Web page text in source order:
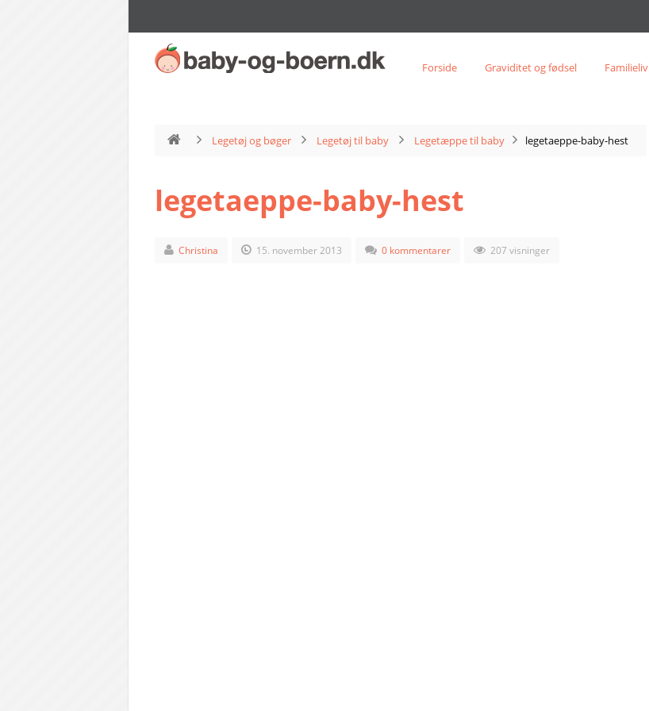
Forside Graviditet og fødsel Familieliv
Legetøj og bøger Legetøj til baby Legetæppe til baby legetaeppe-baby-hest
legetaeppe-baby-hest
Christina 15. november 2013 0 kommentarer 207 visninger